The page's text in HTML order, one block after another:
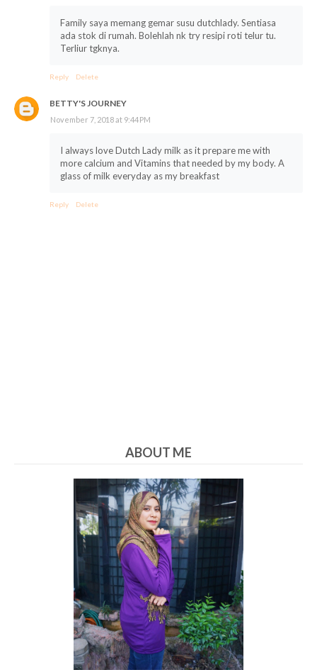
Family saya memang gemar susu dutchlady. Sentiasa
ada stok di rumah. Bolehlah nk try resipi roti telur tu.
Terliur tgknya.
Reply Delete
BETTY'S JOURNEY
November 7, 2018 at 9:44 PM
I always love Dutch Lady milk as it prepare me with
more calcium and Vitamins that needed by my body. A
glass of milk everyday as my breakfast
Reply Delete
ABOUT ME